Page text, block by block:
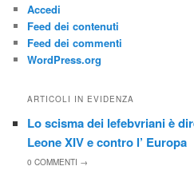
Accedi
Feed dei contenuti
Feed dei commenti
WordPress.org
ARTICOLI IN EVIDENZA
Lo scisma dei lefebvriani è
Leone XIV e contro l’ Europa
0COMMENTI →